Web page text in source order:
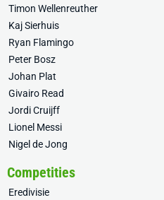
Timon Wellenreuther
Kaj Sierhuis
Ryan Flamingo
Peter Bosz
Johan Plat
Givairo Read
Jordi Cruijff
Lionel Messi
Nigel de Jong
Competities
Eredivisie